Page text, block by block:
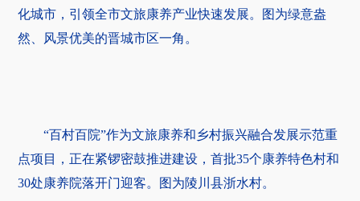
化城市，引领全市文旅康养产业快速发展。图为绿意盎
然、风景优美的晋城市区一角。
“百村百院”作为文旅康养和乡村振兴融合发展示范重
点项目，正在紧锣密鼓推进建设，首批35个康养特色村和
30处康养院落开门迎客。图为陵川县浙水村。